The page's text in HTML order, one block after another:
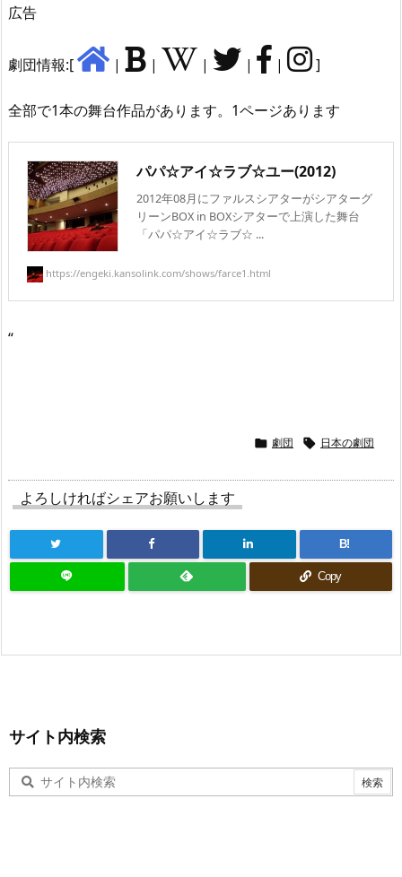
広告
劇団情報:[ | | | | | ]
全部で1本の舞台作品があります。1ページあります
パパ☆アイ☆ラブ☆ユー(2012)
2012年08月にファルスシアターがシアターグ
リーンBOX in BOXシアターで上演した舞台
「パパ☆アイ☆ラブ☆ ...
https://engeki.kansolink.com/shows/farce1.html
“
 劇団  日本の劇団
よろしければシェアお願いします
B!
Copy
サイト内検索